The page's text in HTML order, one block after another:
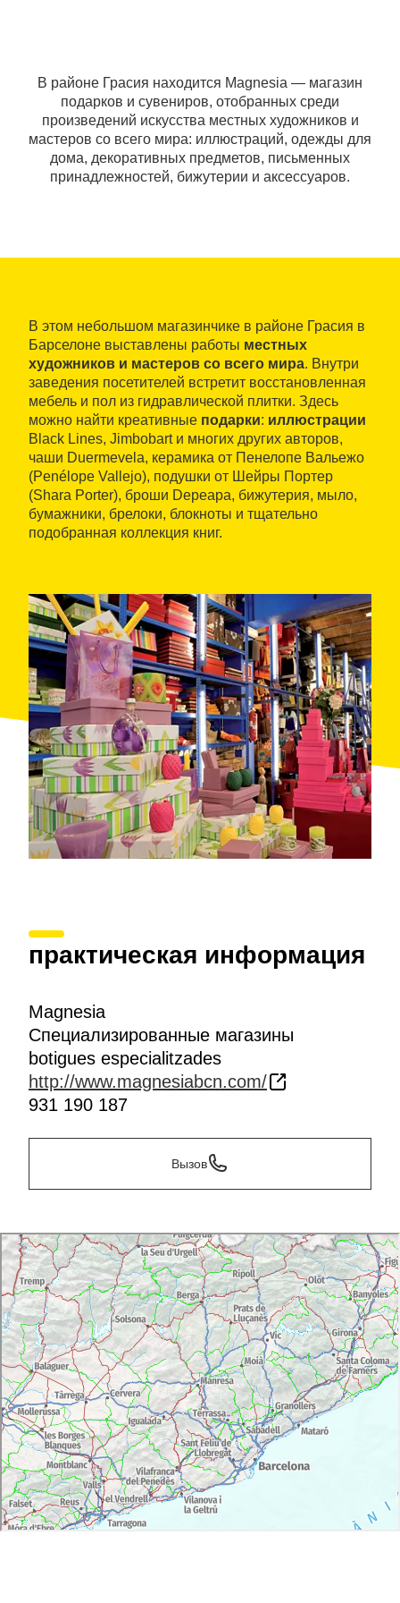
В районе Грасия находится Magnesia — магазин
подарков и сувениров, отобранных среди
произведений искусства местных художников и
мастеров со всего мира: иллюстраций, одежды для
дома, декоративных предметов, письменных
принадлежностей, бижутерии и аксессуаров.
В этом небольшом магазинчике в районе Грасия в
Барселоне выставлены работы местных
художников и мастеров со всего мира. Внутри
заведения посетителей встретит восстановленная
мебель и пол из гидравлической плитки. Здесь
можно найти креативные подарки: иллюстрации
Black Lines, Jimbobart и многих других авторов,
чаши Duermevela, керамика от Пенелопе Вальежо
(Penélope Vallejo), подушки от Шейры Портер
(Shara Porter), броши Depeapa, бижутерия, мыло,
бумажники, брелоки, блокноты и тщательно
подобранная коллекция книг.
практическая информация
Magnesia
Специализированные магазины
botigues especialitzades
http://www.magnesiabcn.com/
931 190 187
Вызов